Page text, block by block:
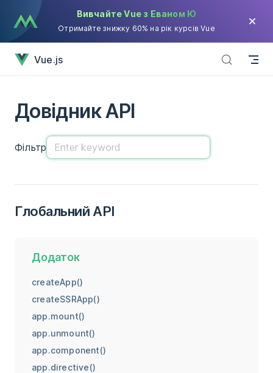
Skip to contentВивчайте Vue з Еваном Ю
Отримайте знижку 60% на рік курсів Vue
Vue.js
Довідник API
Фільтр
Глобальний API
Додаток
createApp()
createSSRApp()
app.mount()
app.unmount()
app.component()
app.directive()